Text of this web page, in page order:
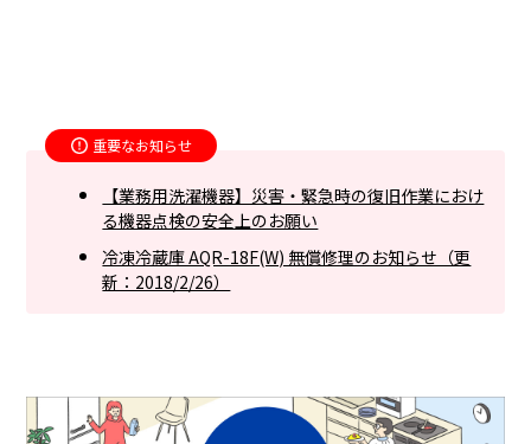
重要なお知らせ
【業務用洗濯機器】災害・緊急時の復旧作業におけ
る機器点検の安全上のお願い
冷凍冷蔵庫 AQR-18F(W) 無償修理のお知らせ（更
新：2018/2/26）